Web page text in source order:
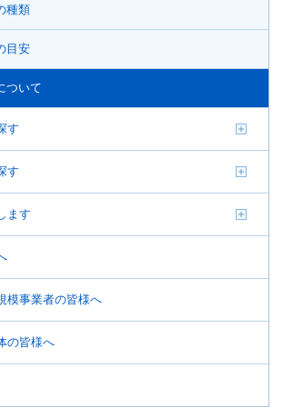
種類
目安
ついて
す
す
ます
模事業者の皆様へ
の皆様へ